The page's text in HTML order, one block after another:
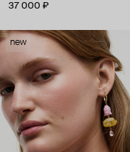
37 000 ₽
new